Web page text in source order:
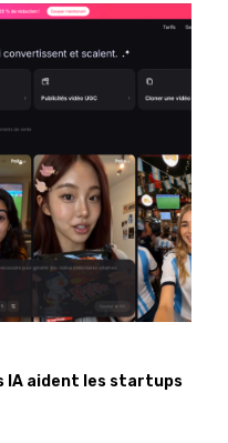
IA aident les startups